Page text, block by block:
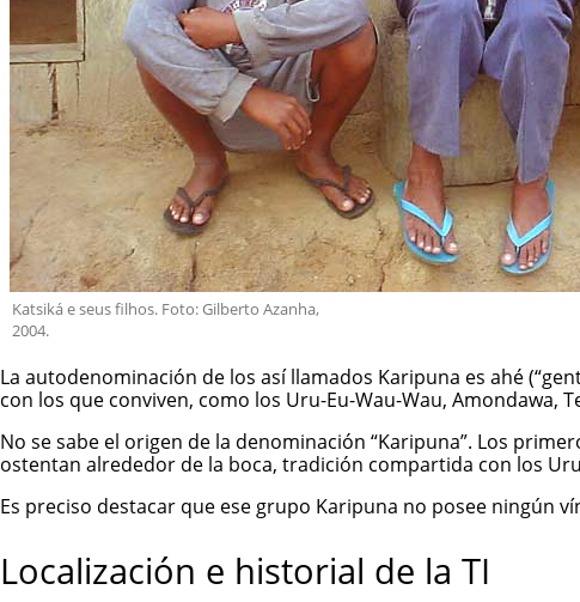
Katsiká e seus filhos. Foto: Gilberto Azanha,
2004.
La autodenominación de los así llamados Karipuna es ahé
con los que conviven, como los Uru-Eu-Wau-Wau,
No se sabe el origen de la denominación “Karipuna”. Los
ostentan alrededor de la boca, tradición compartida con los
Es preciso destacar que ese grupo Karipuna no posee ningún
Localización e historial de la TI